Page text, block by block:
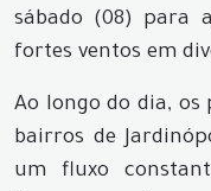
sábado (08) para
fortes ventos em
Ao longo do dia, os
bairros de
um fluxo